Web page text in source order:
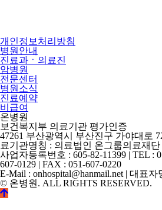
개인정보처리방침
병원안내
진료과ㆍ의료진
암병원
전문센터
병원소식
진료예약
비급여
온병원
보건복지부 의료기관 평가인증
47261 부산광역시 부산진구 가야대로
료기관명칭 : 의료법인 온그룹의료재단
사업자등록번호 : 605-82-11399 | TEL :
607-0129 | FAX : 051-607-0220
E-Mail : onhospital@hanmail.net | 대표자
© 온병원. ALL RIGHTS RESERVED.
©
k2s0o2d0e0s1i0g1n.